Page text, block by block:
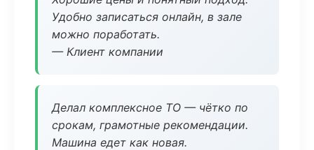
Удобно записаться онлайн, в зале
можно поработать.
— Клиент компании
Делал комплексное ТО — чётко по
срокам, грамотные рекомендации.
Машина едет как новая.